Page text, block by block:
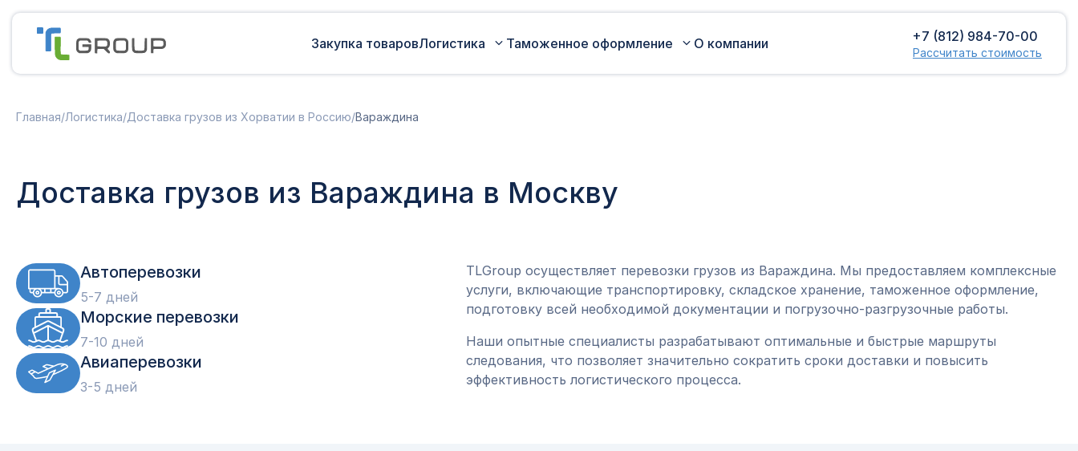
Закупка товаровЛогистика
Доставка грузов из Турции в
Россию
России
Железнодорожные перевозки грузов
Таможенное оформление
Международная доставка
товара
О компании +7 (812) 984-70-00
Рассчитать стоимость
Главная/Логистика/Доставка грузов из Хорватии в Россию/Вараждина
Доставка грузов из Вараждина в Москву
Автоперевозки
5-7 дней
Морские перевозки
7-10 дней
Авиаперевозки
3-5 дней
TLGroup осуществляет перевозки грузов из Вараждина. Мы предоставляем комплексные
услуги, включающие транспортировку, складское хранение, таможенное оформление,
подготовку всей необходимой документации и погрузочно-разгрузочные работы.
Наши опытные специалисты разрабатывают оптимальные и быстрые маршруты
следования, что позволяет значительно сократить сроки доставки и повысить
эффективность логистического процесса.